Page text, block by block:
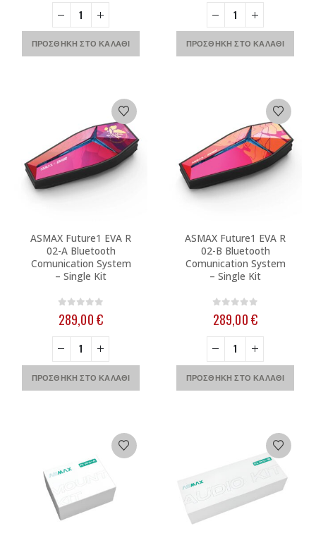
ΠΡΟΣΘΉΚΗ ΣΤΟ ΚΑΛΆΘΙ ΠΡΟΣΘΉΚΗ ΣΤΟ ΚΑΛΆΘΙ
ASMAX Future1 EVA R
02-A Bluetooth
Comunication System
– Single Kit
0 out of 5
289,00€
ΠΡΟΣΘΉΚΗ ΣΤΟ ΚΑΛΆΘΙ
ASMAX Future1 EVA R
02-B Bluetooth
Comunication System
– Single Kit
0 out of 5
289,00€
ΠΡΟΣΘΉΚΗ ΣΤΟ ΚΑΛΆΘΙ